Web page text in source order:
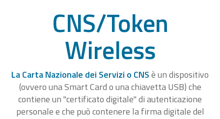
CNS/Token
Wireless
La Carta Nazionale dei Servizi o CNSè un dispositivo
(ovvero una Smart Card o una chiavetta USB) che
contiene un "certificato digitale" di autenticazione
personale e che può contenere la firma digitale del